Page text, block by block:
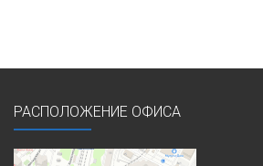
РАСПОЛОЖЕНИЕ ОФИСА